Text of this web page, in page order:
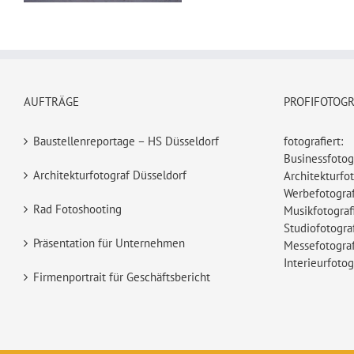
AUFTRÄGE
Baustellenreportage – HS Düsseldorf
Architekturfotograf Düsseldorf
Rad Fotoshooting
Präsentation für Unternehmen
Firmenportrait für Geschäftsbericht
fotografiert: